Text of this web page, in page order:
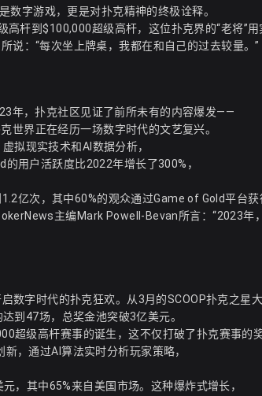
字游戏，更是对扑克精神的终极诠释。
杆到$100,000超级高杆，这位扑克界的“老将”
说：“每次坐上牌桌，我都在和自己的过去较量。”
年，扑克社区见证了前所未有的内容爆发——
世界正在经历一场数字时代的文艺复兴。
拟现实技术和AI数据分析，
用户活跃度比2022年增长了300%，
亿次，其中60%的观众通过Game of Gold平台获
主编Mark Powell-Bevan所言：“2023年
数字时代的扑克狂欢。从3月的SCOOP扑克之星
到47场，总奖金池突破3亿美元。
超级高杆赛事的诞生，这不仅打破了扑克赛事的
，通过AI算法实时分析玩家策略，
，其中65%来自美国市场。这种爆炸式增长，